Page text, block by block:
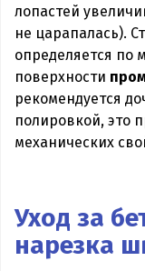
лопастей
не царапалась).
определяется по
поверхности
рекомендуется
полировкой, это
механических
Уход за
нарезка